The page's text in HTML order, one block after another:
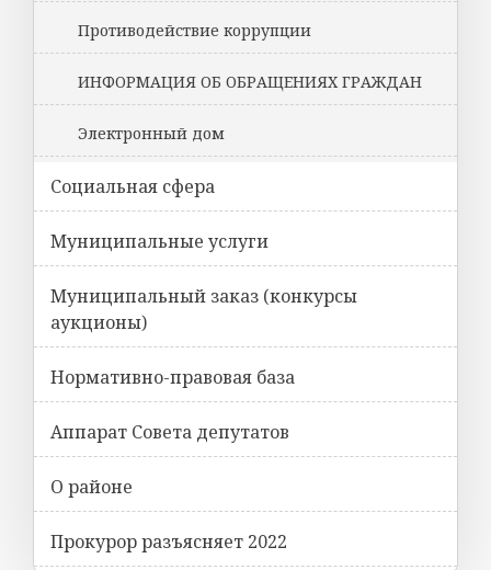
Противодействие коррупции
ИНФОРМАЦИЯ ОБ ОБРАЩЕНИЯХ ГРАЖДАН
Электронный дом
Социальная сфера
Муниципальные услуги
Муниципальный заказ (конкурсы
аукционы)
Нормативно-правовая база
Аппарат Совета депутатов
О районе
Прокурор разъясняет 2022